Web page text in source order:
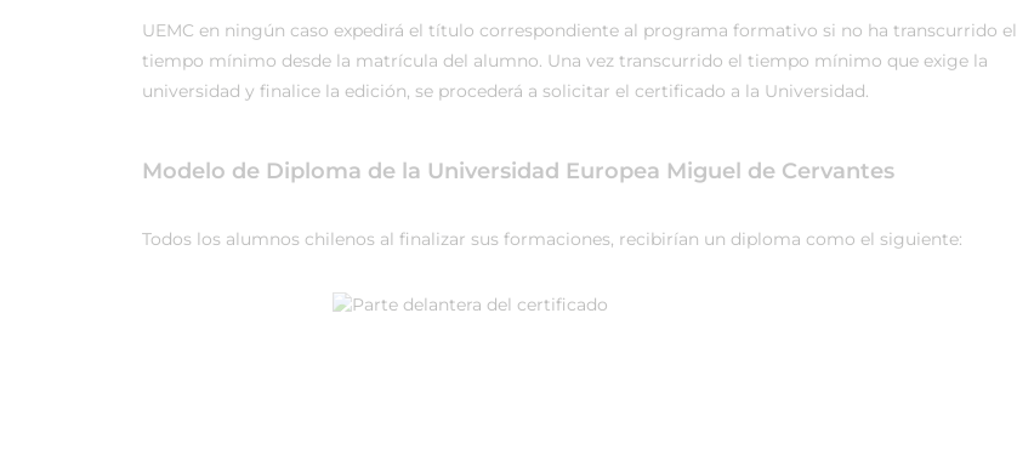
UEMC en ningún caso expedirá el título correspondiente al programa formativo si no ha transcurrido el
tiempo mínimo desde la matrícula del alumno. Una vez transcurrido el tiempo mínimo que exige la
universidad y finalice la edición, se procederá a solicitar el certificado a la Universidad.
Modelo de Diploma de la Universidad Europea Miguel de Cervantes
Todos los alumnos chilenos al finalizar sus formaciones, recibirían un diploma como el siguiente: